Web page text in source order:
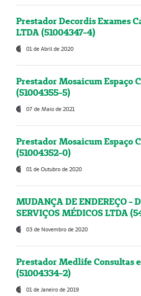
Prestador Decordis Exames
LTDA (51004347-4)
01 de Abril de 2020
Prestador Mosaicum Espaço
(51004355-5)
07 de Maio de 2021
Prestador Mosaicum Espaço
(51004352-0)
01 de Outubro de 2020
MUDANÇA DE ENDEREÇO -
SERVIÇOS MÉDICOS LTDA
03 de Novembro de 2020
Prestador Medlife Consultas
(51004334-2)
01 de Janeiro de 2019